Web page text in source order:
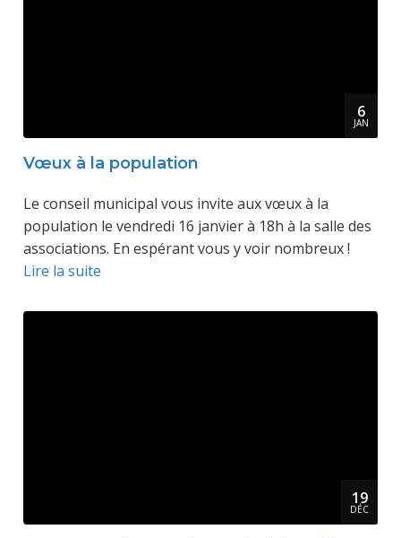
6
JAN
Vœux à la population
Le conseil municipal vous invite aux vœux à la
population le vendredi 16 janvier à 18h à la salle des
associations. En espérant vous y voir nombreux !
Lire la suite
19
DÉC